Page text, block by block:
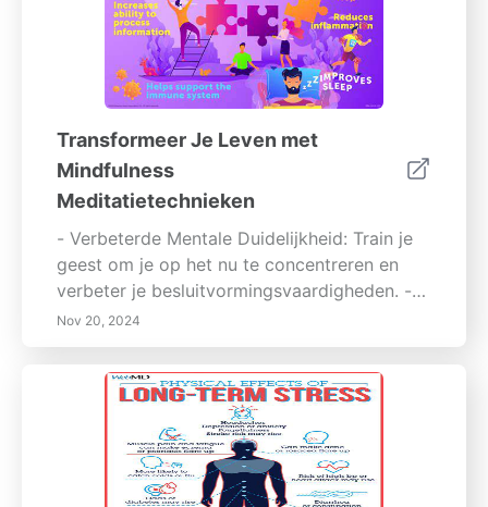
Transformeer Je Leven met
Mindfulness
Meditatietechnieken
- Verbeterde Mentale Duidelijkheid: Train je
geest om je op het nu te concentreren en
verbeter je besluitvormingsvaardigheden. -
Emotionele Veerkracht: Beheer emoties
effectief en ontwikkel een groter emotioneel
inzicht. - Verhoogd Welzijn: Ervaar meer
levens tevredenheid en een diepere
connectie met jezelf. Mindfulness in je
dagelijkse routine integreren is eenvoudig en
effectief. Verhoog je levenskwaliteit en
ontdek een gevoel van kalmte temidden van
Nov 20, 2024